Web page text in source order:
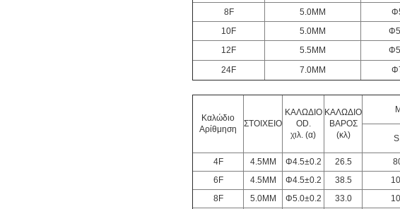
8F
5.0MM
10F
5.0MM
12F
5.5MM
24F
7.0MM
Καλώδιο
Αρίθμηση
ΣΤΟΙΧΕΙΟ
ΚΑΛΩΔΙΟ
OD.
χιλ. (α)
ΚΑΛΩΔΙΟ
ΒΑΡΟΣ
(κλ)
4F 4.5MM Φ4.5±0.2 26.5
6F
4.5MM Φ4.5±0.2 38.5
8F
5.0MM Φ5.0±0.2 33.0